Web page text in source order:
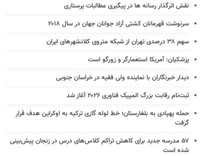
نقش اثرگذار رسانه ها در پیگیری مطالبات پرستاری
سرنوشت قهرمانان کشتی آزاد جوانان جهان در سال ۲۰۱۸
سهم ۳۸ درصدی تهران از شبکه متروی کلانشهرهای ایران
پزشکیان: آمریکا استعمارگر و زورگو است
دیدار خبرنگاران با نماینده ولی فقیه در خراسان جنوبی
ثبت‌نام رقابت بزرگ المپیک فناوری ۲۰۲۶ آغاز شد
حمله پهپادی به بلغارستان؛ خط لوله گازی ترکیه به اوکراین هدف قرار
گرفت
۵۷ مدرسه جدید برای کاهش تراکم کلاس‌های درس در زنجان پیش‌بینی
شده است